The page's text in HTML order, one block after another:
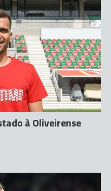
à Oliveirense